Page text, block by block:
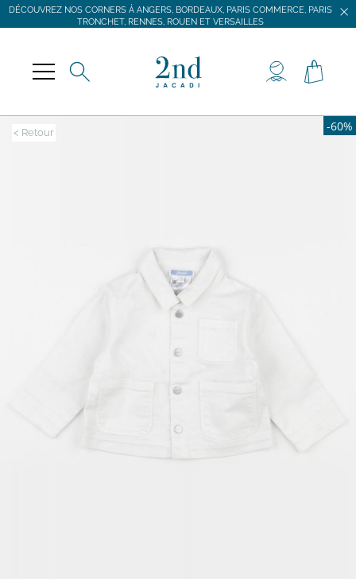
DÉCOUVREZ NOS CORNERS À ANGERS, BORDEAUX, PARIS COMMERCE, PARIS
TRONCHET, RENNES, ROUEN ET VERSAILLES
DÉCOUVREZ NOS CORNERS À ANGERS, BORDEAUX, PARIS COMMERCE, PARIS
TRONCHET, RENNES, ROUEN ET VERSAILLES
< Retour -60%